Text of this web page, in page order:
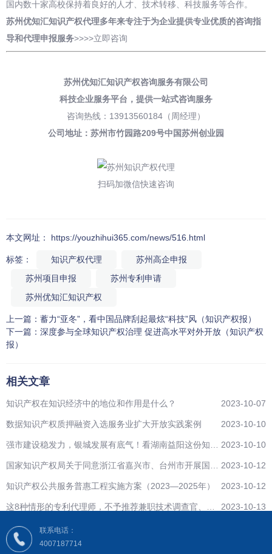
国内数十家高校保持着良好的人才、技术转移、科技服务等合作。
苏州优知汇知识产权代理多年来专注于为企业提供专业优质的咨询指
导和代理申报 服务>>>>立即咨询
苏州优知汇知识产权咨询服务有限公司
科技企业服务平台， 提供一站式咨询服务
咨询热线：13913560184（周经理）
公司地址：苏州市竹园路209号中国苏州创业园
扫码加微信快速咨询
本文网址： https://youzhihui365.com/news/516.html
标签： 知识产权代理
苏州高企申报
苏州项目申报
苏州专利申请
苏州优知汇知识产权
上一篇： 蓄力“亚冬”，看中国品牌刮起最炫“科技”风（知识产权报）
下一篇： 深度参与全球知识产权治理 促进高水平对外开放（知识产权
报）
相关文章
2023-10-07
知识产权在知识经济中的地位和作用是什么？
2023-10-10
数据知识产权质押融资入选服务业扩大开放实践案例
2023-10-10
强市建设稳发力，银城发展有底气！看湖南益阳这份知识
2023-10-12
国家知识产权局关于同意浙江省嘉兴市、台州市开展国家
2023-10-12
知识产权公共服务普惠工程实施方案（2023—2025年）
2023-10-13
这8种情形的专利代理师，不予推荐兼职技术调查官、技
联系电话：
4007187714